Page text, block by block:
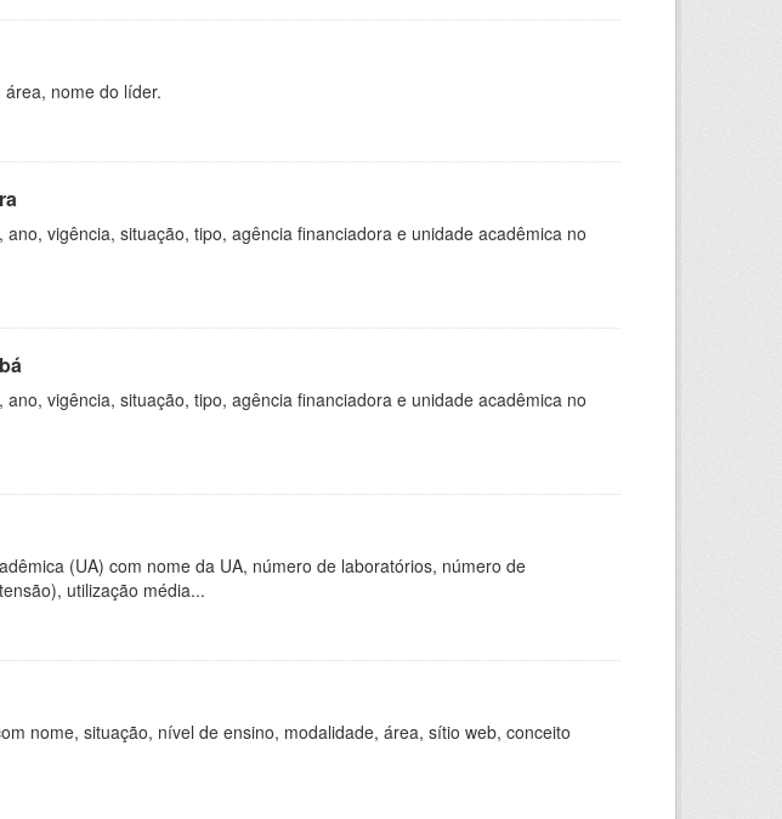
nome do líder.
vigência, situação, tipo, agência financiadora e unidade acadêmica no
vigência, situação, tipo, agência financiadora e unidade acadêmica no
(UA) com nome da UA, número de laboratórios, número de
utilização média...
nome, situação, nível de ensino, modalidade, área, sítio web, conceito